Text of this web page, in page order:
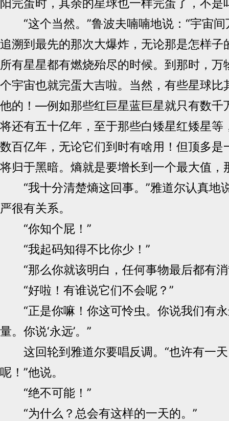
阳完蛋时，其余的星球也一样完蛋了，不是
“这个当然。”鲁波夫喃喃地说：“宇宙间
追溯到最先的那次大爆炸，无论那是怎样子
所有星星都有燃烧殆尽的时候。到那时，万
个宇宙也就完蛋大吉啦。当然，有些星球比
他的！—例如那些红巨星蓝巨星就只有数千
将还有五十亿年，至于那些白矮星红矮星等
数百亿年，无论它们到时有啥用！但顶多是
将归于黑暗。熵就是要增长到一个最大值，
“我十分清楚熵这回事。”雅道尔认真地
严很有关系。
“你知个屁！”
“我起码知得不比你少！”
“那么你就该明白，任何事物最后都有消
“好啦！有谁说它们不会呢？”
“正是你嘛！你这可怜虫。你说我们有永
量。你说‘永远’。”
这回轮到雅道尔要唱反调。“也许有一天
呢！”他说。
“绝不可能！”
“为什么？总会有这样的一天的。”